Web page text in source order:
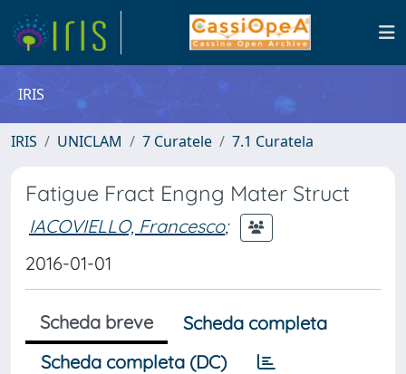
IRIS
IRIS UNICLAM 7 Curatele 7.1 Curatela
Fatigue Fract Engng Mater Struct
IACOVIELLO, Francesco;
2016-01-01
Scheda breve
Scheda completa
Scheda completa (DC)